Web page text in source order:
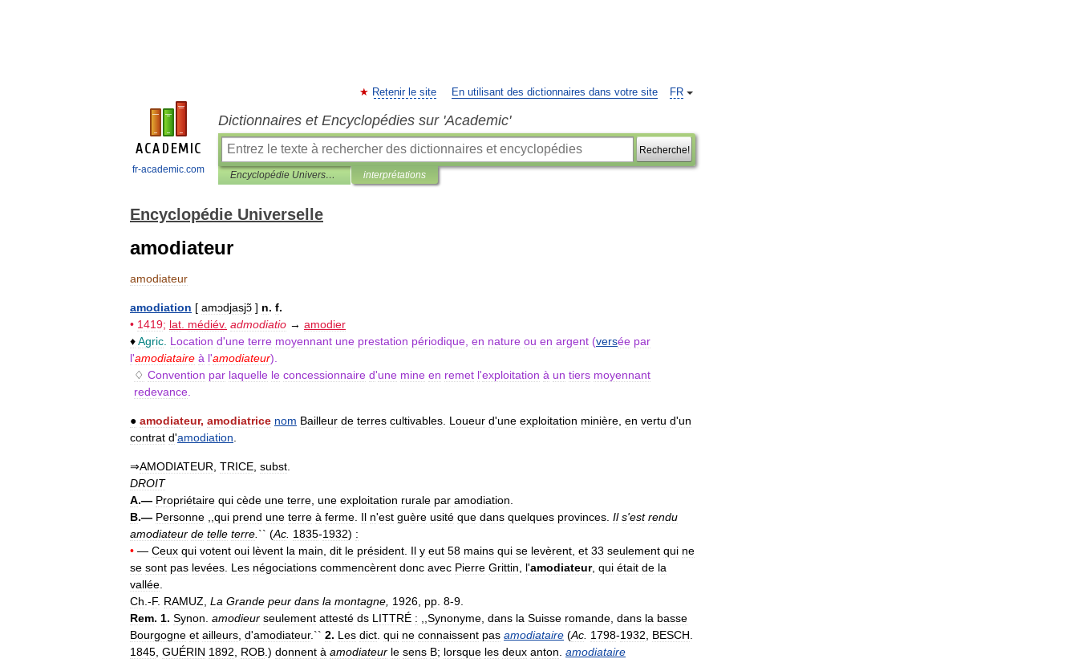
fr-academic.com
FR
Retenir le site En utilisant des dictionnaires dans votre site
Dictionnaires et Encyclopédies sur 'Academic'
Recherche!
Encyclopédie Universelle interprétations
Encyclopédie Universelle
amodiateur
amodiateur
amodiation [ amɔdjasjɔ̃ ] n. f.
• 1419; lat médiév. admodiatio → amodier
♦Agric Location d'une terre moyennant une prestation périodique en nature ou en argent (versée par
l'amodiataire à l'amodiateur).
♢ Convention par laquelle le concessionnaire d'une mine en remet l'exploitation à un tiers moyennant
redevance
● amodiateur, amodiatrice nom Bailleur de terres cultivables Loueur d'une exploitation minière en vertu d'un
contrat d'amodiation
⇒AMODIATEUR TRICE subst
DROIT
A.— Propriétaire qui cède une terre une exploitation rurale par amodiation
B.— Personne qui prend une terre à ferme Il n'est guère usité que dans quelques provinces Il s'est rendu
amodiateur de telle terre `` (Ac 1835-1932) :
• — Ceux qui votent oui lèvent la main dit le président Il y eut 58 mains qui se levèrent et 33 seulement qui ne
se sont pas levées Les négociations commencèrent donc avec Pierre Grittin l'amodiateur, qui était de la
vallée
Ch .-F. RAMUZ La Grande peur dans la montagne 1926 pp 8-9
Rem. 1. Synon amodieur seulement attesté ds LITTRÉ : Synonyme dans la Suisse romande dans la basse
Bourgogne et ailleurs d'amodiateur.`` 2. Les dict qui ne connaissent pas amodiataire (Ac 1798-1932 BESCH
1845 GUÉRIN 1892 ROB .) donnent à amodiateur le sens B; lorsque les deux anton amodiataire